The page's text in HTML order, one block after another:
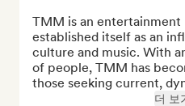
TMM is an
established itself as an
culture and music. With
of people, TMM has
those seeking current,
더 보